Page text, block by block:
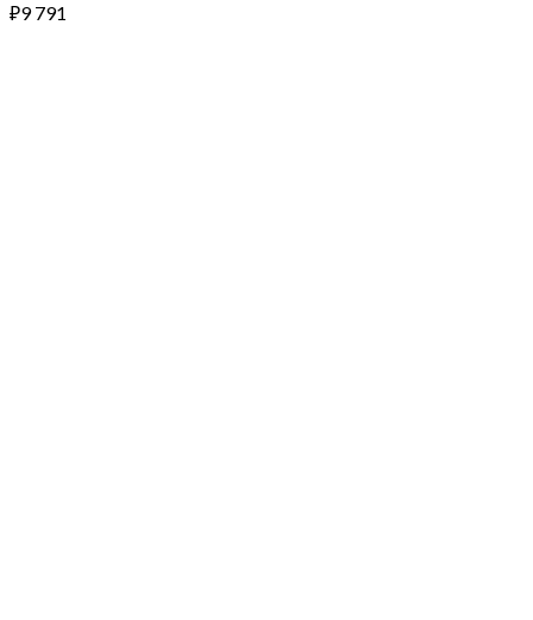
₽9 791